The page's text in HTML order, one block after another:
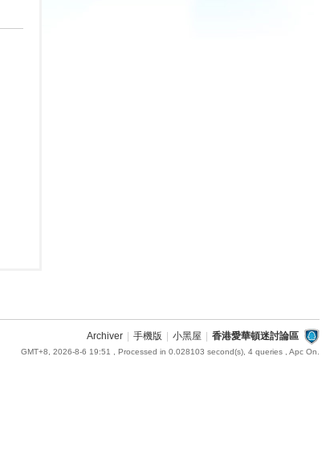
Archiver 手機版 小黑屋 香港愛華頓迷討論區
GMT+8, 2026-8-6 19:51 , Processed in 0.028103 second(s), 4 queries , Apc On.